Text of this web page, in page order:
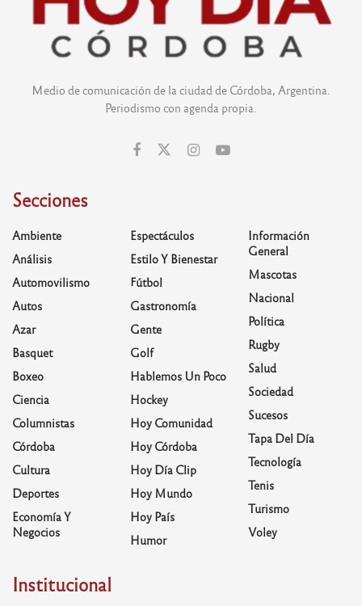
Medio de comunicación de la ciudad de Córdoba, Argentina.
Periodismo con agenda propia.
Secciones
Ambiente
Análisis
Automovilismo
Autos
Azar
Basquet
Boxeo
Ciencia
Columnistas
Córdoba
Cultura
Deportes
Economía Y
Negocios
Espectáculos
Estilo Y Bienestar
Fútbol
Gastronomía
Gente
Golf
Hablemos Un Poco
Hockey
Hoy Comunidad
Hoy Córdoba
Hoy Día Clip
Hoy Mundo
Hoy País
Humor
Información
General
Mascotas
Nacional
Política
Rugby
Salud
Sociedad
Sucesos
Tapa Del Día
Tecnología
Tenis
Turismo
Voley
Institucional